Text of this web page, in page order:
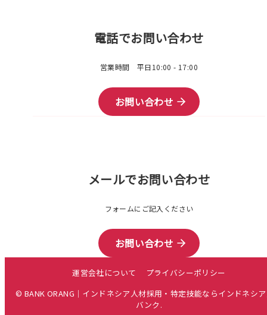
電話でお問い合わせ
営業時間 平日10:00 - 17:00
お問い合わせ
メールでお問い合わせ
フォームにご記入ください
お問い合わせ
運営会社について
プライバシーポリシー
© BANK ORANG｜インドネシア人材採用・特定技能ならインドネシ
バンク.